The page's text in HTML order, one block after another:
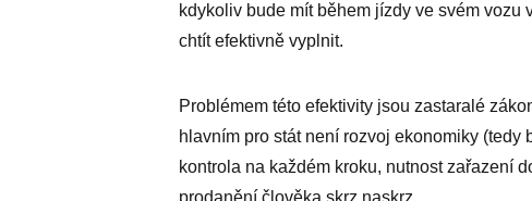
kdykoliv bude mít během jízdy ve svém
chtít efektivně vyplnit.
Problémem této efektivity jsou zastaralé
hlavním pro stát není rozvoj ekonomiky
kontrola na každém kroku, nutnost zařazení
prodanění člověka skrz naskrz.